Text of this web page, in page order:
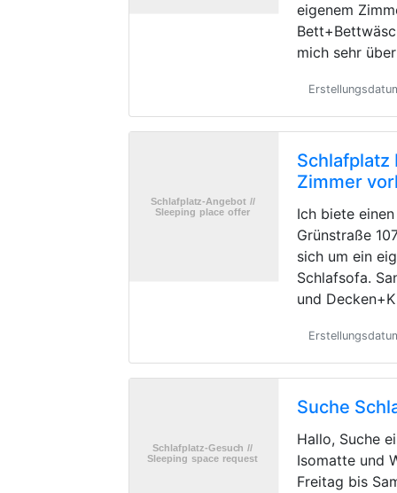
eigenem
mich sehr
Schlafplatz
Zimmer
Ich biete
Grünstraße
sich um ein
Schlafsofa.
und
Suche
Hallo, Suche
Isomatte und
Freitag bis